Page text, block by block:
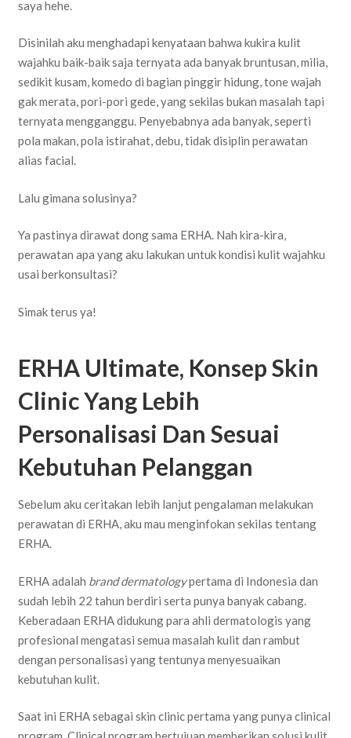
saya hehe.
Disinilah aku menghadapi kenyataan bahwa kukira kulit
wajahku baik-baik saja ternyata ada banyak bruntusan, milia,
sedikit kusam, komedo di bagian pinggir hidung, tone wajah
gak merata, pori-pori gede, yang sekilas bukan masalah tapi
ternyata mengganggu. Penyebabnya ada banyak, seperti
pola makan, pola istirahat, debu, tidak disiplin perawatan
alias facial.
Lalu gimana solusinya?
Ya pastinya dirawat dong sama ERHA. Nah kira-kira,
perawatan apa yang aku lakukan untuk kondisi kulit wajahku
usai berkonsultasi?
Simak terus ya!
ERHA Ultimate, Konsep Skin
Clinic Yang Lebih
Personalisasi Dan Sesuai
Kebutuhan Pelanggan
Sebelum aku ceritakan lebih lanjut pengalaman melakukan
perawatan di ERHA, aku mau menginfokan sekilas tentang
ERHA.
ERHA adalah brand dermatologypertama di Indonesia dan
sudah lebih 22 tahun berdiri serta punya banyak cabang.
Keberadaan ERHA didukung para ahli dermatologis yang
profesional mengatasi semua masalah kulit dan rambut
dengan personalisasi yang tentunya menyesuaikan
kebutuhan kulit.
Saat ini ERHA sebagai skin clinic pertama yang punya clinical